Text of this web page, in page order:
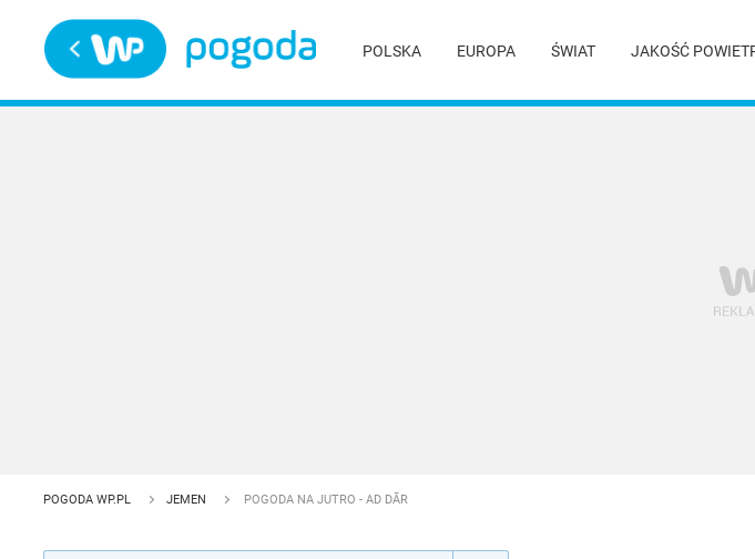
POLSKA EUROPA ŚWIAT JAKOŚĆ
POGODA WP.PL JEMEN POGODA NA JUTRO - AD DĀR